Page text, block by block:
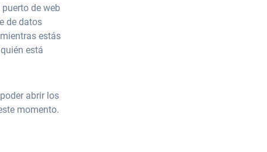
de web
de datos
estás
está
abrir los
momento.